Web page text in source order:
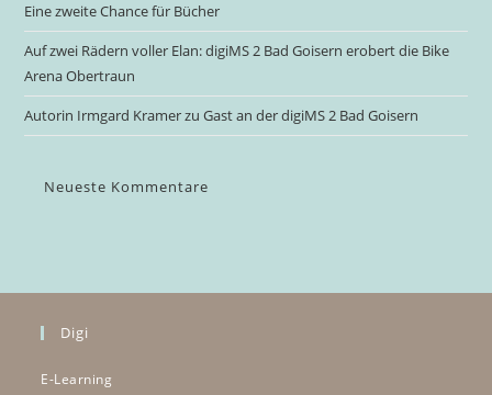
Eine zweite Chance für Bücher
Auf zwei Rädern voller Elan: digiMS 2 Bad Goisern erobert die Bike
Arena Obertraun
Autorin Irmgard Kramer zu Gast an der digiMS 2 Bad Goisern
Neueste Kommentare
Digi
E-Learning